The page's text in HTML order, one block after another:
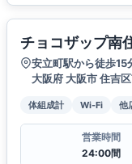
チョコザップ南
安立町駅から徒歩15
大阪府 大阪市 住吉
体組成計 Wi-Fi 他
営業時間
24:00間